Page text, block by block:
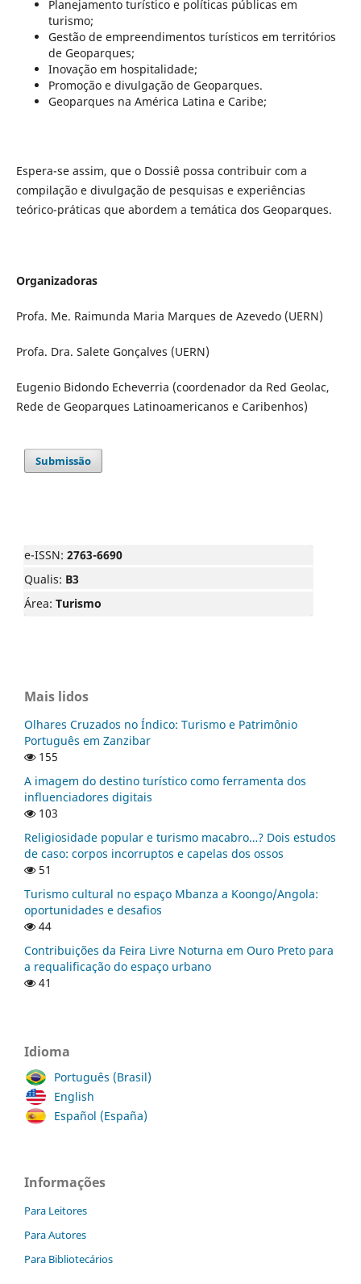
Planejamento turístico e políticas públicas em
turismo;
Gestão de empreendimentos turísticos em territórios
de Geoparques;
Inovação em hospitalidade;
Promoção e divulgação de Geoparques.
Geoparques na América Latina e Caribe;
Espera-se assim, que o Dossiê possa contribuir com a
compilação e divulgação de pesquisas e experiências
teórico-práticas que abordem a temática dos Geoparques.
Organizadoras
Profa. Me. Raimunda Maria Marques de Azevedo (UERN)
Profa. Dra. Salete Gonçalves (UERN)
Eugenio Bidondo Echeverria (coordenador da Red Geolac,
Rede de Geoparques Latinoamericanos e Caribenhos)
Submissão
e-ISSN: 2763-6690
Qualis: B3
Área: Turismo
Mais lidos
Olhares Cruzados no Índico: Turismo e Patrimônio
Português em Zanzibar
155
A imagem do destino turístico como ferramenta dos
influenciadores digitais
103
Religiosidade popular e turismo macabro…? Dois estudos
de caso: corpos incorruptos e capelas dos ossos
51
Turismo cultural no espaço Mbanza a Koongo/Angola:
oportunidades e desafios
44
Contribuições da Feira Livre Noturna em Ouro Preto para
a requalificação do espaço urbano
41
Idioma
Português (Brasil)
English
Español (España)
Informações
Para Leitores
Para Autores
Para Bibliotecários